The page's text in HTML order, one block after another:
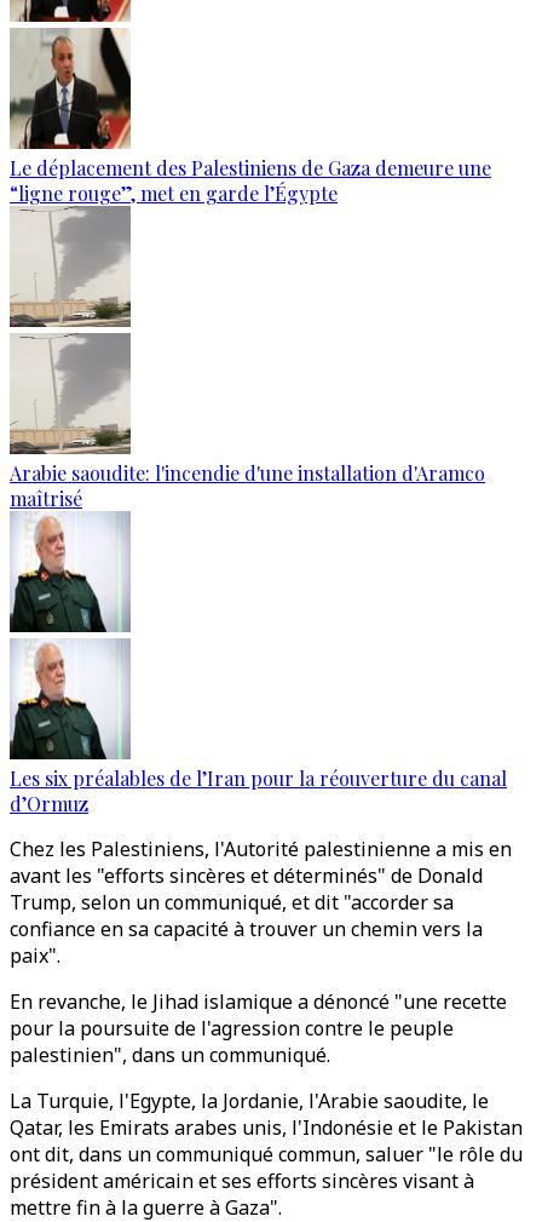
Le déplacement des Palestiniens de Gaza demeure une
“ligne rouge”, met en garde l’Égypte
Arabie saoudite: l'incendie d'une installation d'Aramco
maîtrisé
Les six préalables de l’Iran pour la réouverture du canal
d’Ormuz
Chez les Palestiniens, l'Autorité palestinienne a mis en
avant les "efforts sincères et déterminés" de Donald
Trump, selon un communiqué, et dit "accorder sa
confiance en sa capacité à trouver un chemin vers la
paix".
En revanche, le Jihad islamique a dénoncé "une recette
pour la poursuite de l'agression contre le peuple
palestinien", dans un communiqué.
La Turquie, l'Egypte, la Jordanie, l'Arabie saoudite, le
Qatar, les Emirats arabes unis, l'Indonésie et le Pakistan
ont dit, dans un communiqué commun, saluer "le rôle du
président américain et ses efforts sincères visant à
mettre fin à la guerre à Gaza".